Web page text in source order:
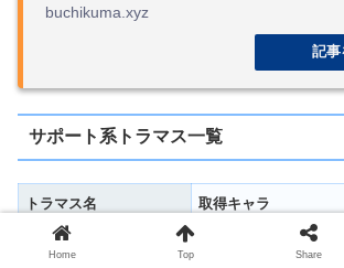
buchikuma.xyz
サポート系トラマス一覧
トラマス名 取得キャラ
オオカミバンド リレルリラ(ハロウィン)
Home Top Share